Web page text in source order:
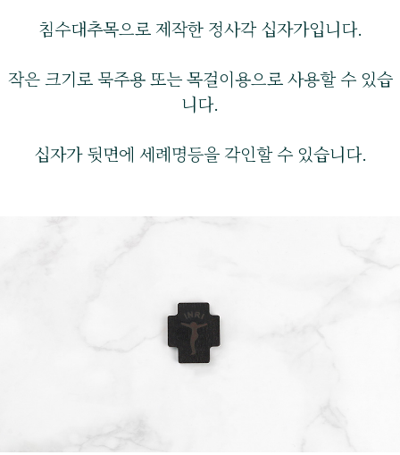
침수대추목으로 제작한 정사각 십자가입니다.
작은 크기로 묵주용 또는 목걸이용으로 사용할 수 있습
니다.
십자가 뒷면에 세례명등을 각인할 수 있습니다.